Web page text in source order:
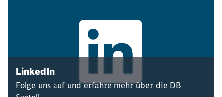
LinkedIn
Folge uns auf und erfahre mehr über die DB